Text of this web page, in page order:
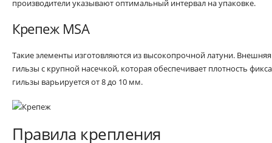
производители указывают оптимальный интервал на упаковке.
Крепеж MSA
Такие элементы изготовляются из высокопрочной латуни.
гильзы с крупной насечкой, которая обеспечивает плотность
гильзы варьируется от 8 до 10 мм.
Правила крепления